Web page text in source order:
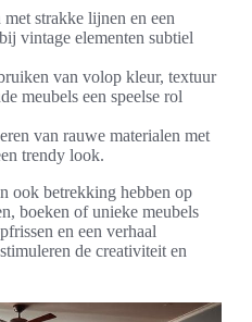
strakke lijnen en een
vintage elementen subtiel
van volop kleur, textuur
meubels een speelse rol
van rauwe materialen met
trendy look.
ook betrekking hebben op
boeken of unieke meubels
en een verhaal
de creativiteit en